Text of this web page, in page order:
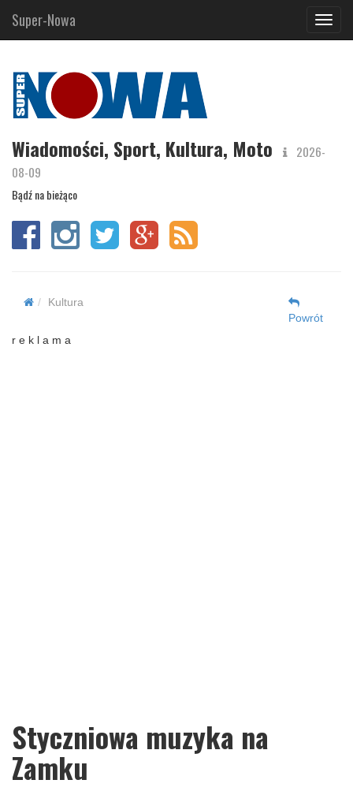
Super-Nowa
Wiadomości, Sport, Kultura, Moto
2026-
08-09
Bądź na bieżąco
Kultura
Powrót
r e k l a m a
Styczniowa muzyka na
Zamku